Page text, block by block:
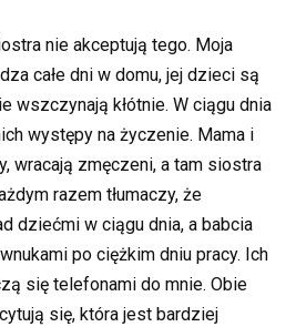
nie akceptują tego. Moja
całe dni w domu, jej dzieci są
wszczynają kłótnie. W ciągu dnia
występy na życzenie. Mama i
wracają zmęczeni, a tam siostra
razem tłumaczy, że
dziećmi w ciągu dnia, a babcia
po ciężkim dniu pracy. Ich
się telefonami do mnie. Obie
się, która jest bardziej